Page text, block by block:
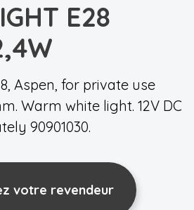
E28
Aspen, for private use
Warm white light. 12V DC
90901030.
votre revendeur